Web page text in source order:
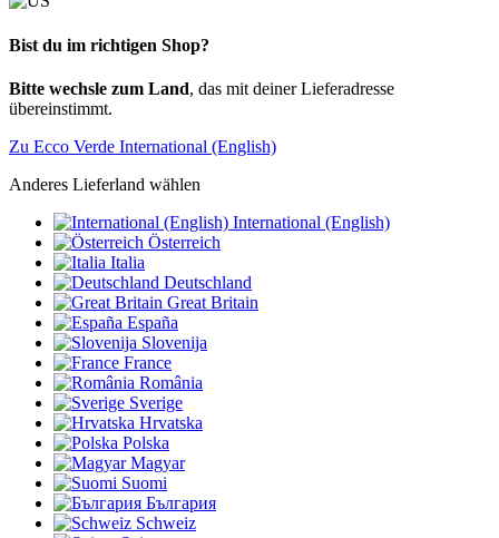
Bist du im richtigen Shop?
Bitte wechsle zum Land, das mit deiner Lieferadresse
übereinstimmt.
Zu Ecco Verde International (English)
Anderes Lieferland wählen
International (English)
Österreich
Italia
Deutschland
Great Britain
España
Slovenija
France
România
Sverige
Hrvatska
Polska
Magyar
Suomi
България
Schweiz